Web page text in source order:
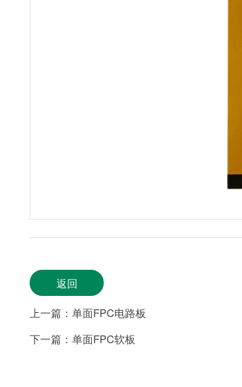
返回
上一篇：单面FPC电路板
下一篇：单面FPC软板